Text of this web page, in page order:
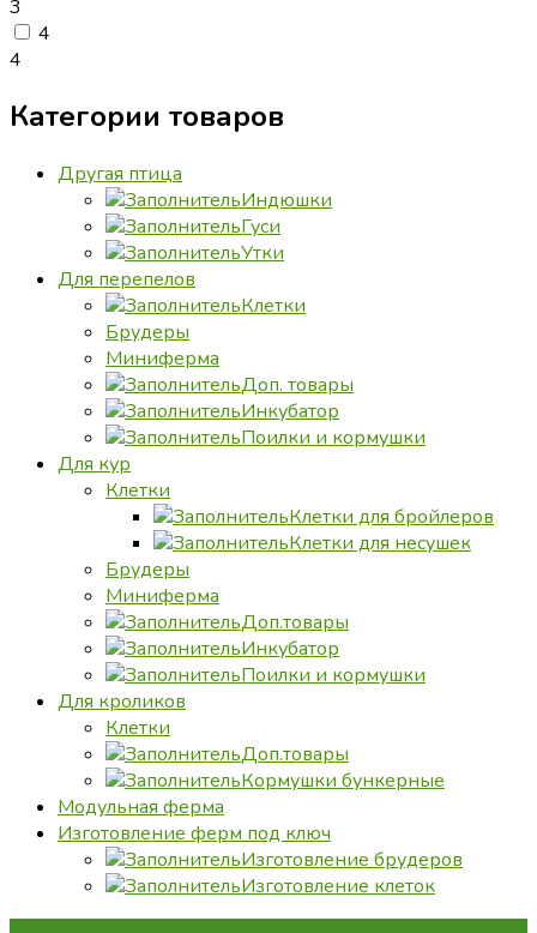
3
4
4
Категории товаров
Другая птица
Индюшки
Гуси
Утки
Для перепелов
Клетки
Брудеры
Миниферма
Доп. товары
Инкубатор
Поилки и кормушки
Для кур
Клетки
Клетки для бройлеров
Клетки для несушек
Брудеры
Миниферма
Доп.товары
Инкубатор
Поилки и кормушки
Для кроликов
Клетки
Доп.товары
Кормушки бункерные
Модульная ферма
Изготовление ферм под ключ
Изготовление брудеров
Изготовление клеток